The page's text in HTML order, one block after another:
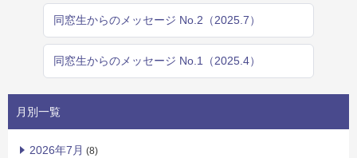
同窓生からのメッセージ No.2（2025.7）
同窓生からのメッセージ No.1（2025.4）
月別一覧
2026年7月 (8)